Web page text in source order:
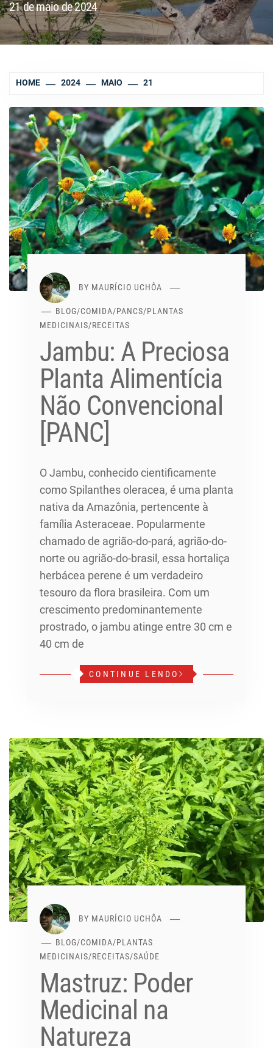
21 de maio de 2024
HOME 2024 MAIO 21
BY MAURÍCIO UCHÔA
BLOG/COMIDA/PANCS/PLANTAS
MEDICINAIS/RECEITAS
Jambu: A Preciosa
Planta Alimentícia
Não Convencional
[PANC]
O Jambu, conhecido cientificamente
como Spilanthes oleracea, é uma planta
nativa da Amazônia, pertencente à
família Asteraceae. Popularmente
chamado de agrião-do-pará, agrião-do-
norte ou agrião-do-brasil, essa hortaliça
herbácea perene é um verdadeiro
tesouro da flora brasileira. Com um
crescimento predominantemente
prostrado, o jambu atinge entre 30 cm e
40 cm de
CONTINUE LENDO
BY MAURÍCIO UCHÔA
BLOG/COMIDA/PLANTAS
MEDICINAIS/RECEITAS/SAÚDE
Mastruz: Poder
Medicinal na
Natureza